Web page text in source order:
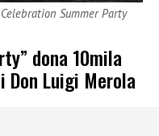
Summer Party
dona 10mila
Luigi Merola